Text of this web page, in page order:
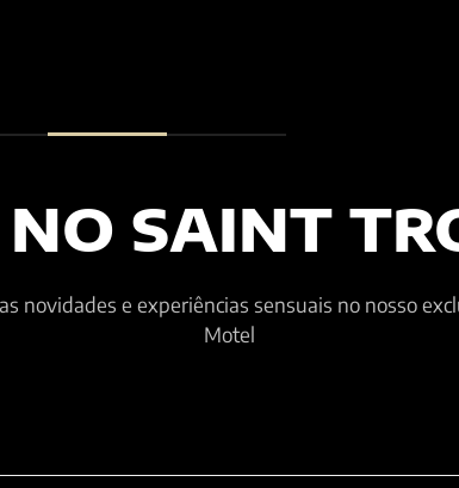
SAINT
novidades e experiências sensuais no nosso
Motel